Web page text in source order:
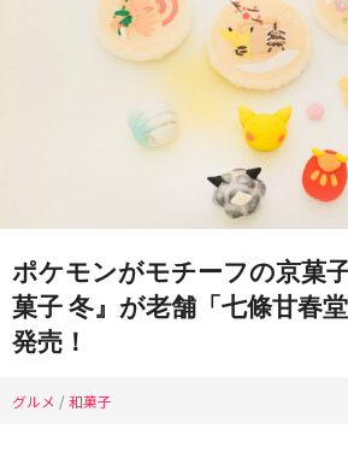
ポケモンがモチーフの京菓
菓子 冬』が老舗「七條甘春
発売！
グルメ /和菓子